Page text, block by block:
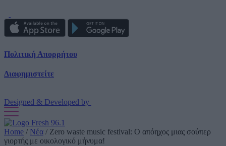
Πολιτική Απορρήτου
Διαφημιστείτε
Designed & Developed by
Home / Νέα / Zero waste music festival: Ο απόηχος μιας σούπερ
γιορτής με οικολογικό μήνυμα!